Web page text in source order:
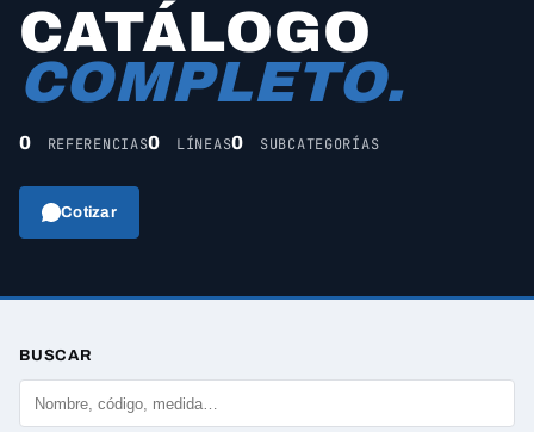
CATÁLOGO
COMPLETO.
0 REFERENCIAS0 LÍNEAS0 SUBCATEGORÍAS
Cotizar
BUSCAR